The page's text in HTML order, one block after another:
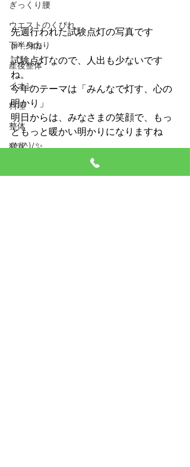
ぎっくり腰
ウエストのくびれ
下半身太り
産後整体
イオン
料理
整体
猫背
先週行われた試験点灯の写真です
(#^.^#)♪
試験点灯なので、人出も少ないです
ね。
今年のテーマは「みんなで灯す、心の
明かり」
明日からは、みなさまの笑顔で、もっ
ともっと暖かい明かりになりますね
(^o^)/✨
椎間板ヘルニア